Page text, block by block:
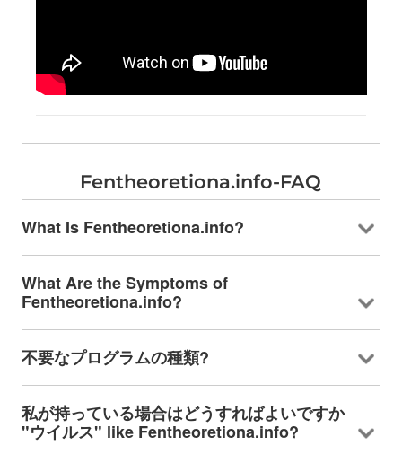
Fentheoretiona.info-FAQ
What Is Fentheoretiona.info?
What Are the Symptoms of
Fentheoretiona.info?
不要なプログラムの種類?
私が持っている場合はどうすればよいですか
"ウイルス" like Fentheoretiona.info?